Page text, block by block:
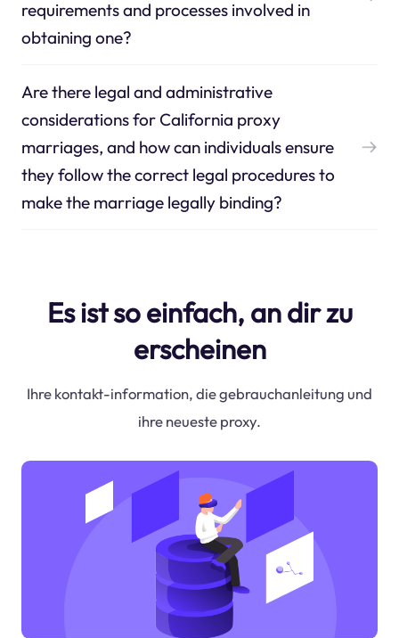
requirements and processes involved in
obtaining one?
Are there legal and administrative
considerations for California proxy
marriages, and how can individuals ensure
they follow the correct legal procedures to
make the marriage legally binding?
Es ist so einfach, an dir zu
erscheinen
Ihre kontakt-information, die gebrauchanleitung und
ihre neueste proxy.